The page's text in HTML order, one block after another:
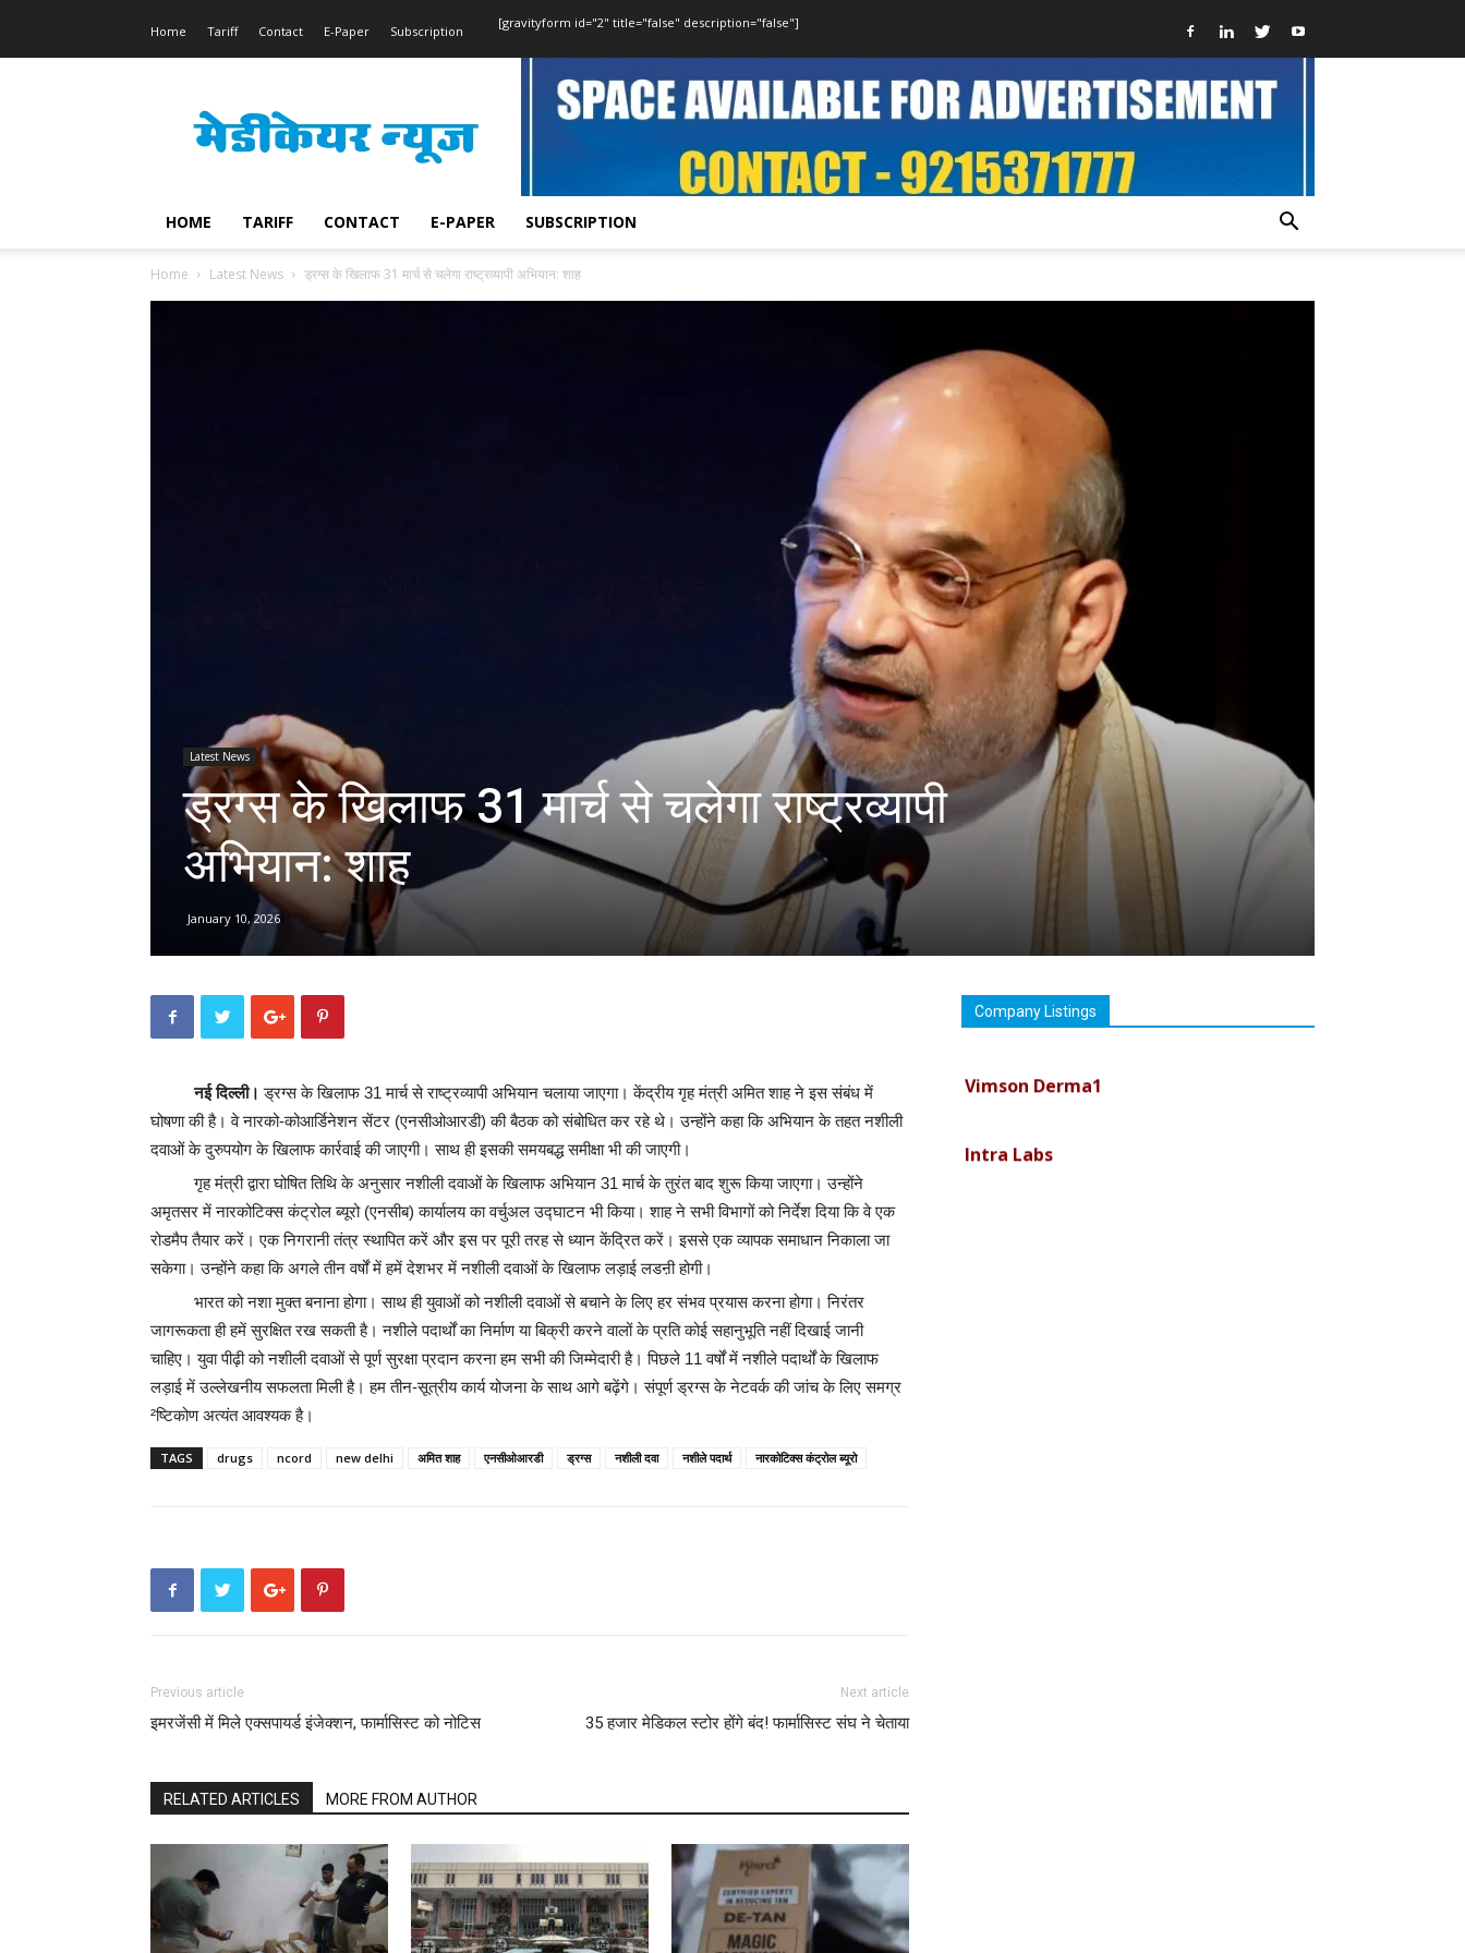
Home Tariff Contact E-Paper Subscription
[gravityform id="2" title="false" description="false"]
News
HOME TARIFF CONTACT E-PAPER SUBSCRIPTION
Home Latest News ड्रग्स के खिलाफ 31 मार्च से चलेगा राष्ट्रव्यापी अभियान: शाह
Latest News
ड्रग्स के खिलाफ 31 मार्च से चलेगा राष्ट्रव्यापी
अभियान: शाह
January 10, 2026
नई दिल्ली। ड्रग्स के खिलाफ 31 मार्च से राष्ट्रव्यापी अभियान चलाया जाएगा। केंद्रीय गृह मंत्री अमित शाह ने इस संबंध में
घोषणा की है। वे नारको-कोआर्डिनेशन सेंटर (एनसीओआरडी) की बैठक को संबोधित कर रहे थे। उन्होंने कहा कि अभियान के तहत नशीली
दवाओं के दुरुपयोग के खिलाफ कार्रवाई की जाएगी। साथ ही इसकी समयबद्ध समीक्षा भी की जाएगी।
गृह मंत्री द्वारा घोषित तिथि के अनुसार नशीली दवाओं के खिलाफ अभियान 31 मार्च के तुरंत बाद शुरू किया जाएगा। उन्होंने
अमृतसर में नारकोटिक्स कंट्रोल ब्यूरो (एनसीब) कार्यालय का वर्चुअल उद्घाटन भी किया। शाह ने सभी विभागों को निर्देश दिया कि वे एक
रोडमैप तैयार करें। एक निगरानी तंत्र स्थापित करें और इस पर पूरी तरह से ध्यान केंद्रित करें। इससे एक व्यापक समाधान निकाला जा
सकेगा। उन्होंने कहा कि अगले तीन वर्षों में हमें देशभर में नशीली दवाओं के खिलाफ लड़ाई लडऩी होगी।
भारत को नशा मुक्त बनाना होगा। साथ ही युवाओं को नशीली दवाओं से बचाने के लिए हर संभव प्रयास करना होगा। निरंतर
जागरूकता ही हमें सुरक्षित रख सकती है। नशीले पदार्थों का निर्माण या बिक्री करने वालों के प्रति कोई सहानुभूति नहीं दिखाई जानी
चाहिए। युवा पीढ़ी को नशीली दवाओं से पूर्ण सुरक्षा प्रदान करना हम सभी की जिम्मेदारी है। पिछले 11 वर्षों में नशीले पदार्थों के खिलाफ
लड़ाई में उल्लेखनीय सफलता मिली है। हम तीन-सूत्रीय कार्य योजना के साथ आगे बढ़ेंगे। संपूर्ण ड्रग्स के नेटवर्क की जांच के लिए समग्र
²ष्टिकोण अत्यंत आवश्यक है।
TAGS drugs ncord new delhi अमित शाह एनसीओआरडी ड्रग्स नशीली दवा नशीले पदार्थ नारकोटिक्स कंट्रोल ब्यूरो
Previous article
इमरजेंसी में मिले एक्सपायर्ड इंजेक्शन, फार्मासिस्ट को नोटिस
Next article
35 हजार मेडिकल स्टोर होंगे बंद! फार्मासिस्ट संघ ने चेताया
RELATED ARTICLES MORE FROM AUTHOR
Company Listings